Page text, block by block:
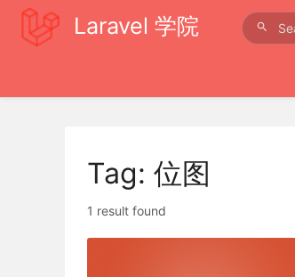
Laravel 学院
Tag: 位图
1 result found